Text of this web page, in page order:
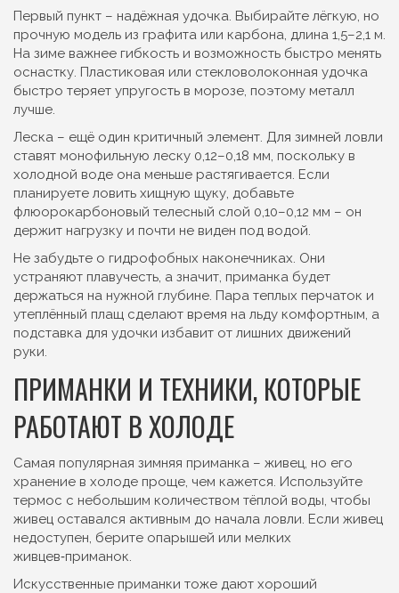
Первый пункт – надёжная удочка. Выбирайте лёгкую, но
прочную модель из графита или карбона, длина 1,5–2,1 м.
На зиме важнее гибкость и возможность быстро менять
оснастку. Пластиковая или стекловолоконная удочка
быстро теряет упругость в морозе, поэтому металл
лучше.
Леска – ещё один критичный элемент. Для зимней ловли
ставят монофильную леску 0,12–0,18 мм, поскольку в
холодной воде она меньше растягивается. Если
планируете ловить хищную щуку, добавьте
флюорокарбоновый телесный слой 0,10–0,12 мм – он
держит нагрузку и почти не виден под водой.
Не забудьте о гидрофобных наконечниках. Они
устраняют плавучесть, а значит, приманка будет
держаться на нужной глубине. Пара теплых перчаток и
утеплённый плащ сделают время на льду комфортным, а
подставка для удочки избавит от лишних движений
руки.
ПРИМАНКИ И ТЕХНИКИ, КОТОРЫЕ
РАБОТАЮТ В ХОЛОДЕ
Самая популярная зимняя приманка – живец, но его
хранение в холоде проще, чем кажется. Используйте
термос с небольшим количеством тёплой воды, чтобы
живец оставался активным до начала ловли. Если живец
недоступен, берите опарышей или мелких
живцев‑приманок.
Искусственные приманки тоже дают хороший